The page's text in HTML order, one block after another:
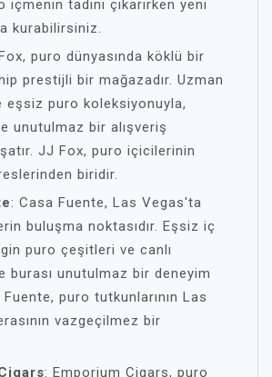
içmenin tadını çıkarırken yeni
kurabilirsiniz.
puro dünyasında köklü bir
prestijli bir mağazadır. Uzman
eşsiz puro koleksiyonuyla,
unutulmaz bir alışveriş
JJ Fox, puro içicilerinin
biridir.
: Casa Fuente, Las Vegas'ta
buluşma noktasıdır. Eşsiz iç
puro çeşitleri ve canlı
burası unutulmaz bir deneyim
puro tutkunlarının Las
vazgeçilmez bir
: Emporium Cigars, puro